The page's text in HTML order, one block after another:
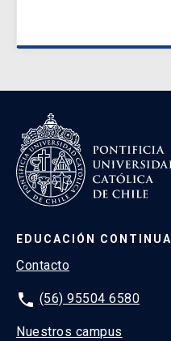
EDUCACIÓN CONTINUA
Contacto
phone (56) 95504 6580
Nuestros campus